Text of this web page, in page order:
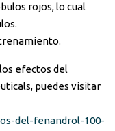
rojos, lo cual
efectos del
puedes visitar
del-fenandrol-100-